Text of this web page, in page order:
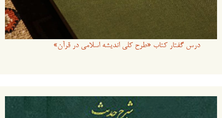
درس گفتار کتاب «طرح کلی اندیشه اسلامی در قرآن»